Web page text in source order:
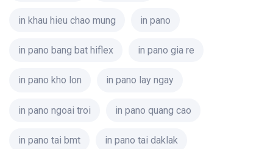
in khau hieu chao mung in pano
in pano bang bat hiflex in pano gia re
in pano kho lon in pano lay ngay
in pano ngoai troi in pano quang cao
in pano tai bmt in pano tai daklak